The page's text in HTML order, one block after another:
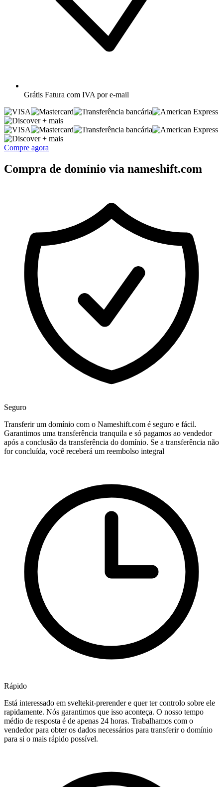
Grátis Fatura com IVA por e-mail
+ mais
+ mais
Compre agora
Compra de domínio via nameshift.com
Seguro
Transferir um domínio com o Nameshift.com é seguro e fácil.
Garantimos uma transferência tranquila e só pagamos ao vendedor
após a conclusão da transferência do domínio. Se a transferência não
for concluída, você receberá um reembolso integral
Rápido
Está interessado em sveltekit-prerender e quer ter controlo sobre ele
rapidamente. Nós garantimos que isso aconteça. O nosso tempo
médio de resposta é de apenas 24 horas. Trabalhamos com o
vendedor para obter os dados necessários para transferir o domínio
para si o mais rápido possível.